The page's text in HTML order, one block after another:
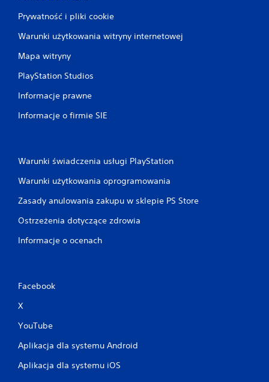
Prywatność i pliki cookie
Warunki użytkowania witryny internetowej
Mapa witryny
PlayStation Studios
Informacje prawne
Informacje o firmie SIE
Warunki świadczenia usługi PlayStation
Warunki użytkowania oprogramowania
Zasady anulowania zakupu w sklepie PS Store
Ostrzeżenia dotyczące zdrowia
Informacje o ocenach
Facebook
X
YouTube
Aplikacja dla systemu Android
Aplikacja dla systemu iOS